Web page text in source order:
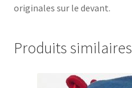
originales sur le devant.
Produits similaires